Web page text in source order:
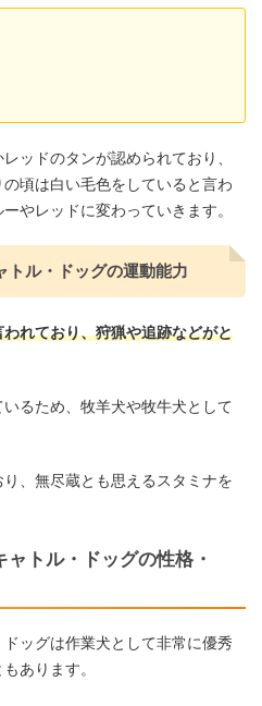
ッドのタンが認められており、
頃は白い毛色をしていると言わ
やレッドに変わっていきます。
トル・ドッグの運動能力
れており、狩猟や追跡などがと
るため、牧羊犬や牧牛犬として
、無尽蔵とも思えるスタミナを
トル・ドッグの性格・
ッグは作業犬として非常に優秀
あります。